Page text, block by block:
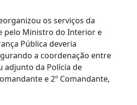
os serviços da
pelo Ministro do Interior e
Pública deveria
a coordenação entre
adjunto da Polícia de
e 2º Comandante,